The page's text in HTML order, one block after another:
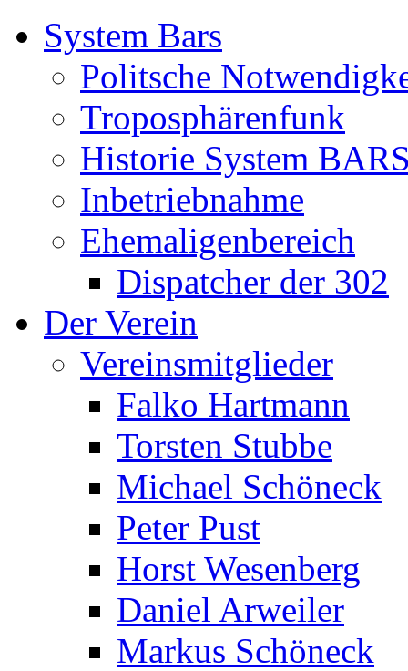
System Bars
Politsche
Troposphärenfunk
Historie System
Inbetriebnahme
Ehemaligenbereich
Dispatcher der 302
Der Verein
Vereinsmitglieder
Falko Hartmann
Torsten Stubbe
Michael Schöneck
Peter Pust
Horst Wesenberg
Daniel Arweiler
Markus Schöneck